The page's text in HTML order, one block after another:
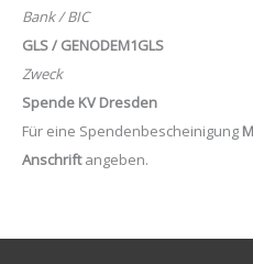
Bank / BIC
GLS / GENODEM1GLS
Zweck
Spende KV Dresden
Für eine Spendenbescheinigung
Anschriftangeben.